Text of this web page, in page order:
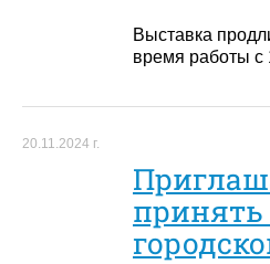
Выставка
время работы с
20.11.2024 г.
принять